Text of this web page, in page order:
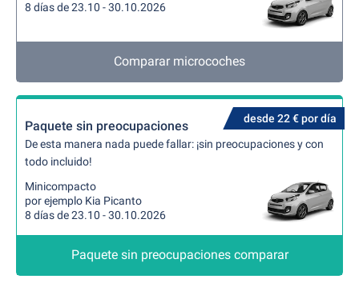
8 días de 23.10 - 30.10.2026
Comparar microcoches
desde 22 € por día
Paquete sin preocupaciones
De esta manera nada puede fallar: ¡sin preocupaciones y con
todo incluido!
Minicompacto
por ejemplo Kia Picanto
8 días de 23.10 - 30.10.2026
Paquete sin preocupaciones comparar